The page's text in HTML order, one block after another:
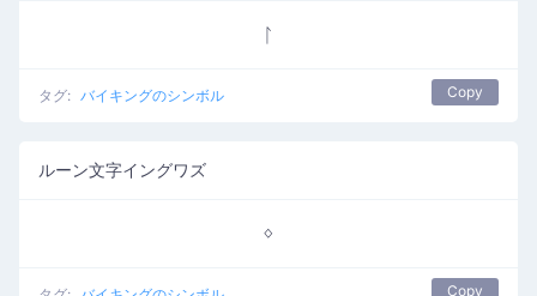
ᛚ
タグ: バイキングのシンボル Copy
ルーン文字イングワズ
ᛜ
Copy